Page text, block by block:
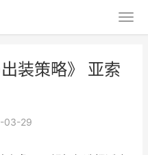
装策略》 亚索
03-29